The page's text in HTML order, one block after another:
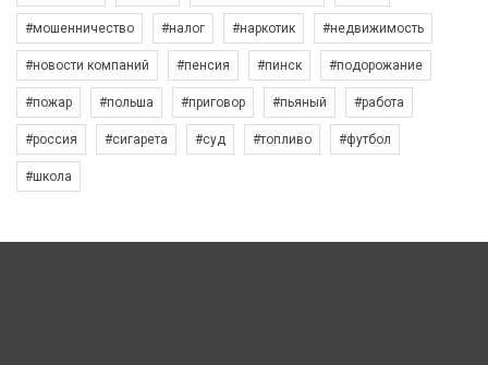
#мошенничество #налог #наркотик #недвижимость
#новости компаний #пенсия #пинск #подорожание
#пожар #польша #приговор #пьяный #работа
#россия #сигарета #суд #топливо #футбол
#школа